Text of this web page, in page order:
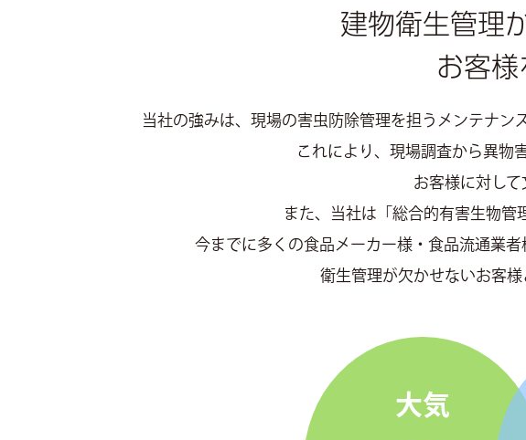
建物衛生管理
お客
当社の強みは、現場の害虫防除管理を担うメンテナン
これにより、現場調査から異物
お客様に対して
また、当社は「総合的有害生物管
今までに多くの食品メーカー様・食品流通業
衛生管理が欠かせないお客
大気